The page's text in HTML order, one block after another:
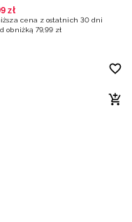
zł
cena z ostatnich 30 dni
obniżką 79,99 zł